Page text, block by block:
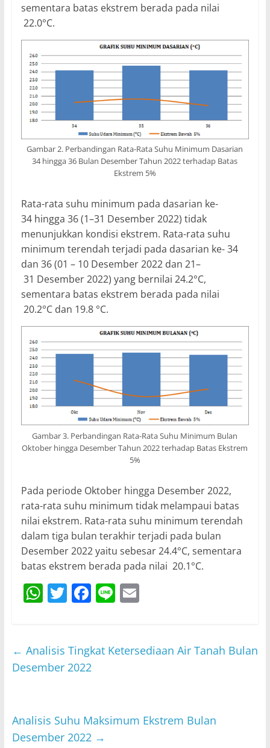
sementara batas ekstrem berada pada nilai
22.0°C.
Gambar 2. Perbandingan Rata-Rata Suhu Minimum Dasarian
34 hingga 36 Bulan Desember Tahun 2022 terhadap Batas
Ekstrem 5%
Rata-rata suhu minimum pada dasarian ke-
34 hingga 36 (1–31 Desember 2022) tidak
menunjukkan kondisi ekstrem. Rata-rata suhu
minimum terendah terjadi pada dasarian ke- 34
dan 36 (01 – 10 Desember 2022 dan 21–
31 Desember 2022) yang bernilai 24.2°C,
sementara batas ekstrem berada pada nilai
20.2°C dan 19.8 °C.
Gambar 3. Perbandingan Rata-Rata Suhu Minimum Bulan
Oktober hingga Desember Tahun 2022 terhadap Batas Ekstrem
5%
Pada periode Oktober hingga Desember 2022,
rata-rata suhu minimum tidak melampaui batas
nilai ekstrem. Rata-rata suhu minimum terendah
dalam tiga bulan terakhir terjadi pada bulan
Desember 2022 yaitu sebesar 24.4°C, sementara
batas ekstrem berada pada nilai 20.1°C.
W
s
A
T
er
F
e
b
k
Li E
l
← Analisis Tingkat Ketersediaan Air Tanah Bulan
Desember 2022
Analisis Suhu Maksimum Ekstrem Bulan
Desember 2022 →